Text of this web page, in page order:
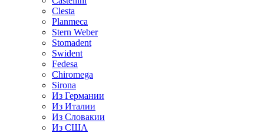
Clesta
Planmeca
Stern Weber
Stomadent
Swident
Fedesa
Chiromega
Sirona
Из Германии
Из Италии
Из Словакии
Из США